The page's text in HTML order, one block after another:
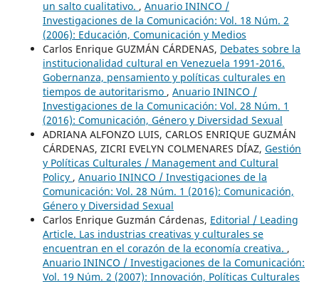
un salto cualitativo. , Anuario ININCO /
Investigaciones de la Comunicación: Vol. 18 Núm. 2
(2006): Educación, Comunicación y Medios
Carlos Enrique GUZMÁN CÁRDENAS, Debates sobre la
institucionalidad cultural en Venezuela 1991-2016.
Gobernanza, pensamiento y políticas culturales en
tiempos de autoritarismo , Anuario ININCO /
Investigaciones de la Comunicación: Vol. 28 Núm. 1
(2016): Comunicación, Género y Diversidad Sexual
ADRIANA ALFONZO LUIS, CARLOS ENRIQUE GUZMÁN
CÁRDENAS, ZICRI EVELYN COLMENARES DÍAZ, Gestión
y Políticas Culturales / Management and Cultural
Policy , Anuario ININCO / Investigaciones de la
Comunicación: Vol. 28 Núm. 1 (2016): Comunicación,
Género y Diversidad Sexual
Carlos Enrique Guzmán Cárdenas, Editorial / Leading
Article. Las industrias creativas y culturales se
encuentran en el corazón de la economía creativa. ,
Anuario ININCO / Investigaciones de la Comunicación:
Vol. 19 Núm. 2 (2007): Innovación, Políticas Culturales